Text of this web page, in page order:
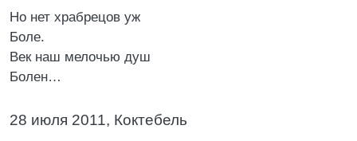
Но нет храбрецов уж
Боле.
Век наш мелочью душ
Болен…
28 июля 2011, Коктебель